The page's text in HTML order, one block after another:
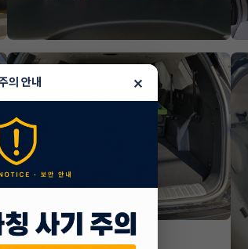
의 안내 ×